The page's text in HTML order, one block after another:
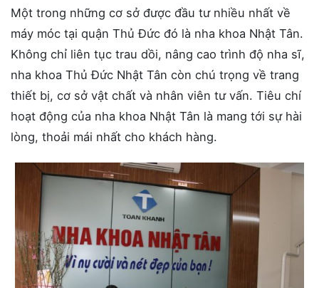
Một trong những cơ sở được đầu tư nhiều nhất về
máy móc tại quận Thủ Đức đó là nha khoa Nhật Tân.
Không chỉ liên tục trau dồi, nâng cao trình độ nha sĩ,
nha khoa Thủ Đức Nhật Tân còn chú trọng về trang
thiết bị, cơ sở vật chất và nhân viên tư vấn. Tiêu chí
hoạt động của nha khoa Nhật Tân là mang tới sự hài
lòng, thoải mái nhất cho khách hàng.